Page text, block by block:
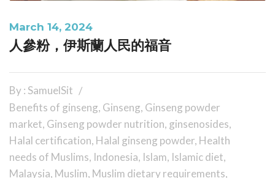
March 14, 2024
人參粉，伊斯蘭人民的福音
By : SamuelSit
Benefits of ginseng, Ginseng, Ginseng powder
market, Ginseng powder nutrition, ginsenosides,
Halal certification, Halal ginseng powder, Health
needs of Muslims, Indonesia, Islam, Islamic diet,
Malaysia, Muslim, Muslim dietary requirements,